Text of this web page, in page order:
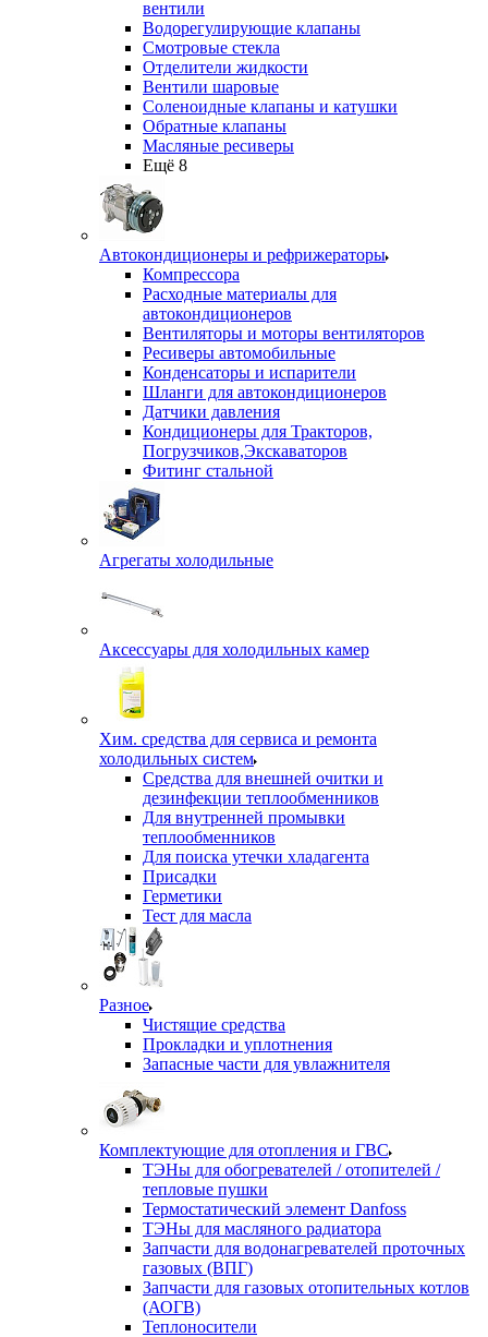
вентили
Водорегулирующие клапаны
Смотровые стекла
Отделители жидкости
Вентили шаровые
Соленоидные клапаны и катушки
Обратные клапаны
Масляные ресиверы
Ещё 8
Автокондиционеры и рефрижераторы
Компрессора
Расходные материалы для
автокондиционеров
Вентиляторы и моторы вентиляторов
Ресиверы автомобильные
Конденсаторы и испарители
Шланги для автокондиционеров
Датчики давления
Кондиционеры для Тракторов,
Погрузчиков,Экскаваторов
Фитинг стальной
Агрегаты холодильные
Аксессуары для холодильных камер
Хим. средства для сервиса и ремонта
холодильных систем
Средства для внешней очитки и
дезинфекции теплообменников
Для внутренней промывки
теплообменников
Для поиска утечки хладагента
Присадки
Герметики
Тест для масла
Разное
Чистящие средства
Прокладки и уплотнения
Запасные части для увлажнителя
Комплектующие для отопления и ГВС
ТЭНы для обогревателей / отопителей /
тепловые пушки
Термостатический элемент Danfoss
ТЭНы для масляного радиатора
Запчасти для водонагревателей проточных
газовых (ВПГ)
Запчасти для газовых отопительных котлов
(АОГВ)
Теплоносители